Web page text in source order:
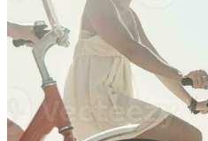
Redaktionelle Bilder
Redaktionelle Ereignisse